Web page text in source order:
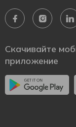
Скачивайте
приложение